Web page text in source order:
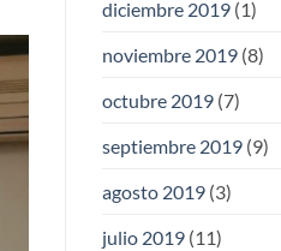
diciembre 2019(1)
noviembre 2019(8)
octubre 2019(7)
septiembre 2019(9)
agosto 2019(3)
julio 2019(11)